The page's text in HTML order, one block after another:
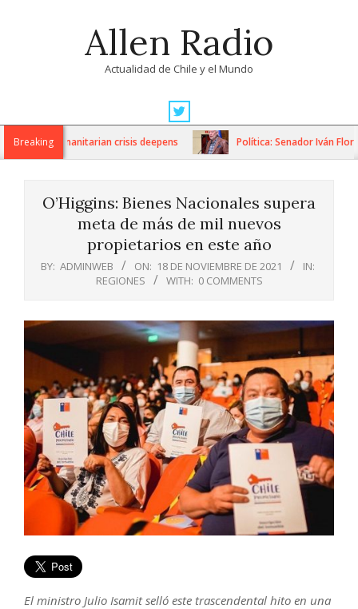
Allen Radio
Actualidad de Chile y el Mundo
Navigation
MenuBreaking
as humanitarian crisis deepens Política: Senador Iván Flores
O’Higgins: Bienes Nacionales supera
meta de más de mil nuevos
propietarios en este año
BY: ADMINWEB ON: 18 DE NOVIEMBRE DE 2021
IN:
REGIONES
WITH: 0 COMMENTS
El ministro Julio Isamit selló este trascendental hito en una